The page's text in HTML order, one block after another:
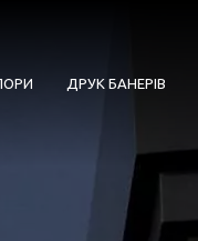
ДРУК БАНЕРІВ